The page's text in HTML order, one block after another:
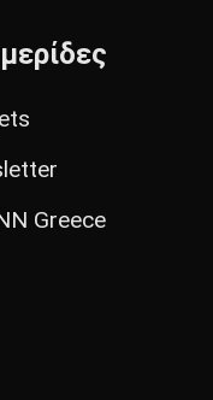
Greece